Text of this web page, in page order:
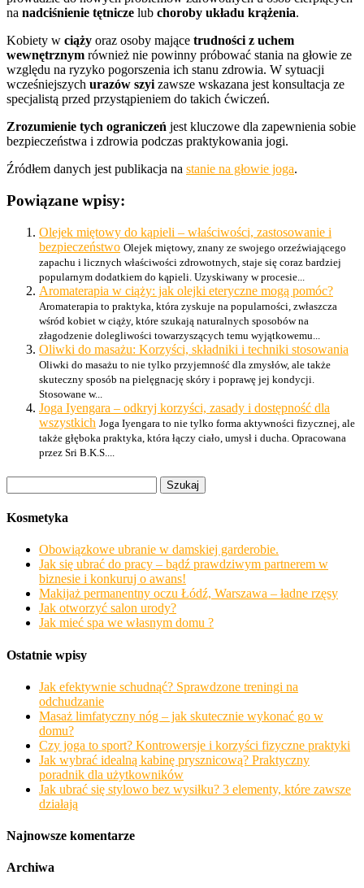
na nadciśnienie tętnicze lub choroby układu krążenia.
Kobiety w ciąży oraz osoby mające trudności z uchem
wewnętrznym również nie powinny próbować stania na głowie ze
względu na ryzyko pogorszenia ich stanu zdrowia. W sytuacji
wcześniejszych urazów szyi zawsze wskazana jest konsultacja ze
specjalistą przed przystąpieniem do takich ćwiczeń.
Zrozumienie tych ograniczeń jest kluczowe dla zapewnienia sobie
bezpieczeństwa i zdrowia podczas praktykowania jogi.
Źródłem danych jest publikacja na stanie na głowie joga.
Powiązane wpisy:
Olejek miętowy do kąpieli – właściwości, zastosowanie i
bezpieczeństwo Olejek miętowy, znany ze swojego orzeźwiającego
zapachu i licznych właściwości zdrowotnych, staje się coraz bardziej
popularnym dodatkiem do kąpieli. Uzyskiwany w procesie...
Aromaterapia w ciąży: jak olejki eteryczne mogą pomóc?
Aromaterapia to praktyka, która zyskuje na popularności, zwłaszcza
wśród kobiet w ciąży, które szukają naturalnych sposobów na
złagodzenie dolegliwości towarzyszących temu wyjątkowemu...
Oliwki do masażu: Korzyści, składniki i techniki stosowania
Oliwki do masażu to nie tylko przyjemność dla zmysłów, ale także
skuteczny sposób na pielęgnację skóry i poprawę jej kondycji.
Stosowane w...
Joga Iyengara – odkryj korzyści, zasady i dostępność dla
wszystkich Joga Iyengara to nie tylko forma aktywności fizycznej, ale
także głęboka praktyka, która łączy ciało, umysł i ducha. Opracowana
przez Sri B.K.S....
Kosmetyka
Obowiązkowe ubranie w damskiej garderobie.
Jak się ubrać do pracy – bądź prawdziwym partnerem w
biznesie i konkuruj o awans!
Makijaż permanentny oczu Łódź, Warszawa – ładne rzęsy
Jak otworzyć salon urody?
Jak mieć spa we własnym domu ?
Ostatnie wpisy
Jak efektywnie schudnąć? Sprawdzone treningi na
odchudzanie
Masaż limfatyczny nóg – jak skutecznie wykonać go w
domu?
Czy joga to sport? Kontrowersje i korzyści fizyczne praktyki
Jak wybrać idealną kabinę prysznicową? Praktyczny
poradnik dla użytkowników
Jak ubrać się stylowo bez wysiłku? 3 elementy, które zawsze
działają
Najnowsze komentarze
Archiwa